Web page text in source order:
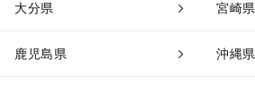
大分県 宮崎県
鹿児島県 沖縄県